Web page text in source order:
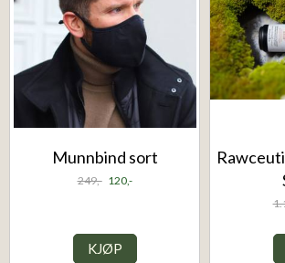
Munnbind sort
249,- 120,-
KJØP